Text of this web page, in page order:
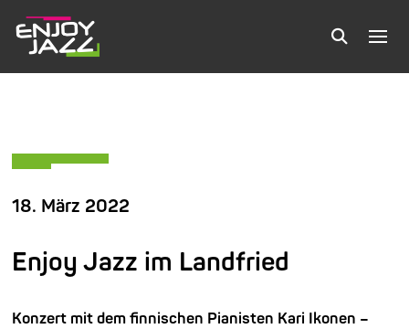
18. März 2022
Enjoy Jazz im Landfried
Konzert mit dem finnischen Pianisten Kari Ikonen –